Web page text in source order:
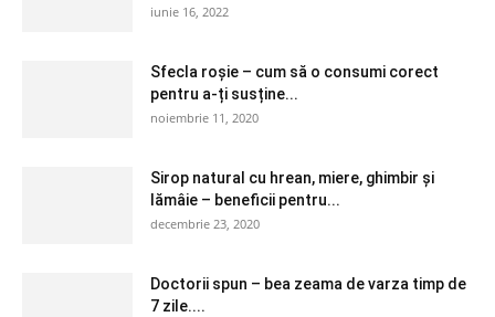
iunie 16, 2022
Sfecla roșie – cum să o consumi corect
pentru a-ți susține...
noiembrie 11, 2020
Sirop natural cu hrean, miere, ghimbir și
lămâie – beneficii pentru...
decembrie 23, 2020
Doctorii spun – bea zeama de varza timp de
7 zile....